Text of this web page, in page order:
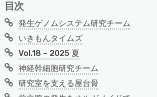
目次
発生ゲノムシステム研究チーム
いきもんタイムズ
Vol.18 – 2025 夏
神経幹細胞研究チーム
研究室を支える屋台骨